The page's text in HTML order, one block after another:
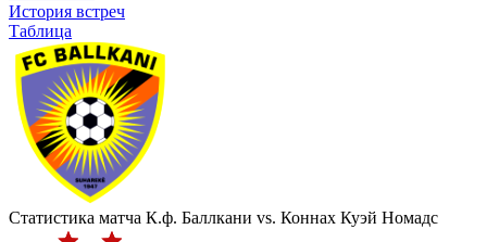
История встреч
Таблица
Статистика матча К.ф. Баллкани vs. Коннах Куэй Номадс